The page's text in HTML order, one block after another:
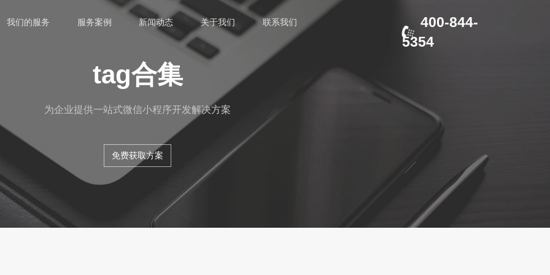
400-844-
5354
我们的服务 服务案例 新闻动态 关于我们 联系我们
tag合集
为企业提供一站式微信小程序开发解决方案
免费获取方案